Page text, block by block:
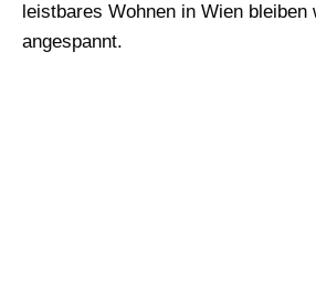
leistbares Wohnen in Wien bleiben
angespannt.